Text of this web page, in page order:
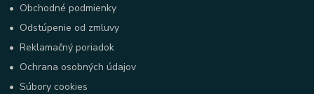
• Obchodné podmienky
• Odstúpenie od zmluvy
•Reklamačný poriadok
• Ochrana osobných údajov
•Súbory cookies